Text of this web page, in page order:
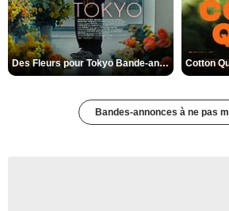
Des Fleurs pour Tokyo Bande-annonce VO STFR
Bandes-annonces à ne pas